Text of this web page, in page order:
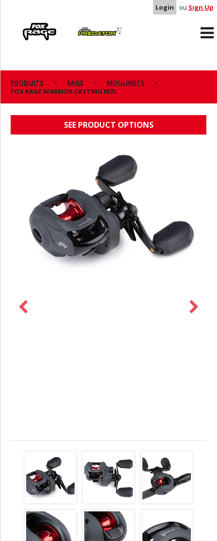
Login ou Sign Up
Predator
PRODUITS RAGE
MOULINETS
FOX RAGE WARRIOR CASTING REEL
SEE PRODUCT OPTIONS